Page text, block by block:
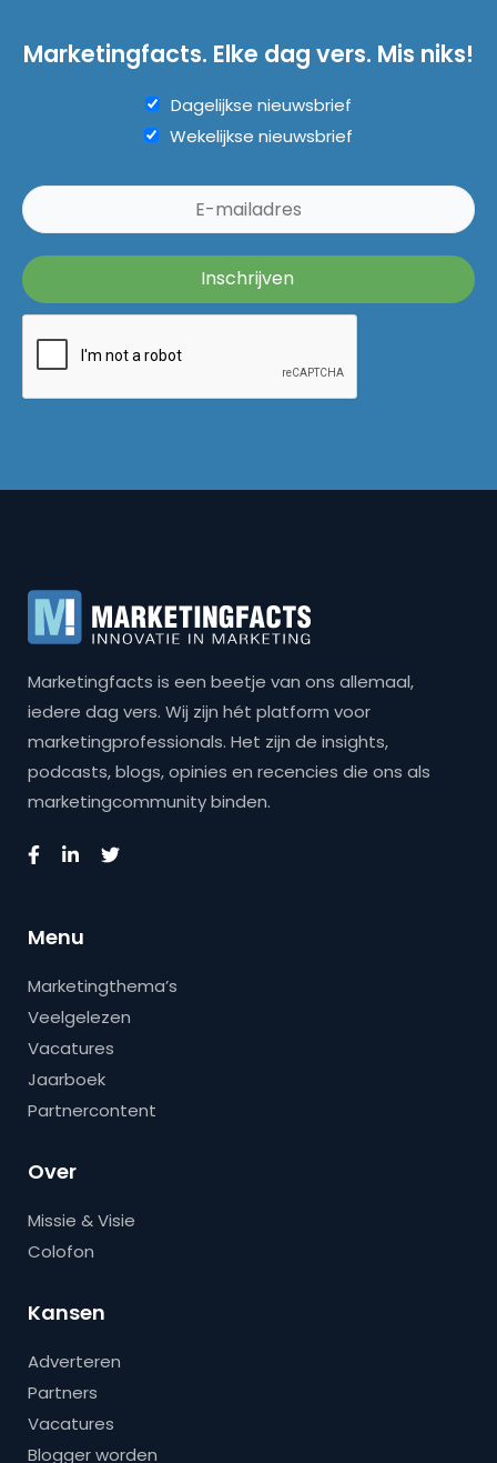
Marketingfacts. Elke dag vers. Mis niks!
Dagelijkse nieuwsbrief
Wekelijkse nieuwsbrief
Marketingfacts is een beetje van ons allemaal,
iedere dag vers. Wij zijn hét platform voor
marketingprofessionals. Het zijn de insights,
podcasts, blogs, opinies en recencies die ons als
marketingcommunity binden.
Menu
Marketingthema’s
Veelgelezen
Vacatures
Jaarboek
Partnercontent
Over
Missie & Visie
Colofon
Kansen
Adverteren
Partners
Vacatures
Blogger worden